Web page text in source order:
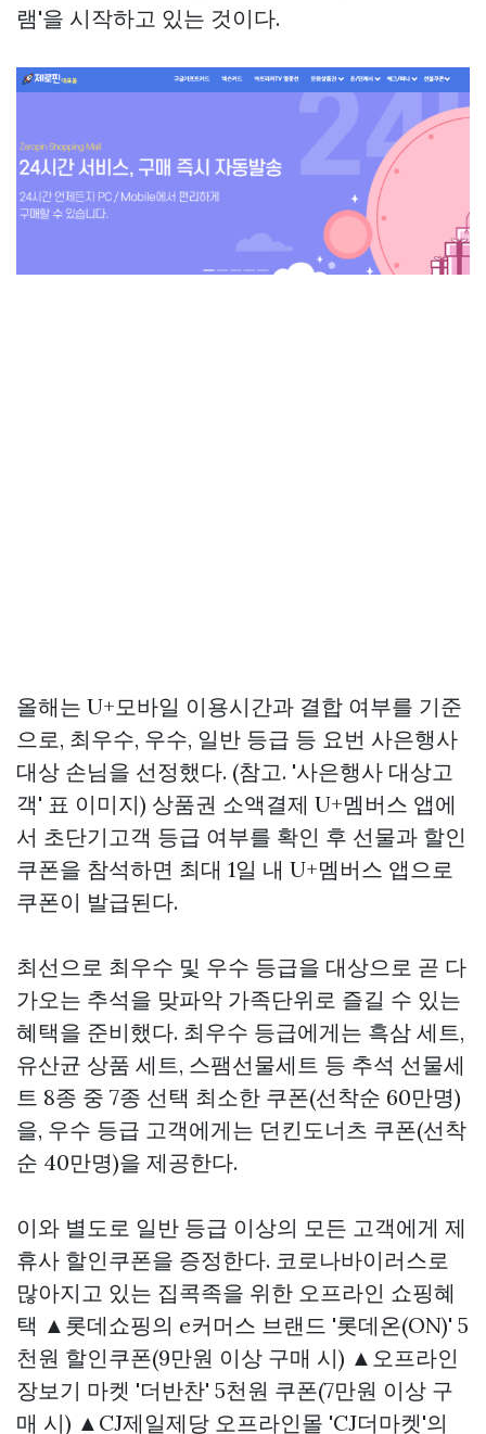
램'을 시작하고 있는 것이다.
올해는 U+모바일 이용시간과 결합 여부를 기준
으로, 최우수, 우수, 일반 등급 등 요번 사은행사
대상 손님을 선정했다. (참고. '사은행사 대상고
객' 표 이미지) 상품권 소액결제 U+멤버스 앱에
서 초단기고객 등급 여부를 확인 후 선물과 할인
쿠폰을 참석하면 최대 1일 내 U+멤버스 앱으로
쿠폰이 발급된다.
최선으로 최우수 및 우수 등급을 대상으로 곧 다
가오는 추석을 맞파악 가족단위로 즐길 수 있는
혜택을 준비했다. 최우수 등급에게는 흑삼 세트,
유산균 상품 세트, 스팸선물세트 등 추석 선물세
트 8종 중 7종 선택 최소한 쿠폰(선착순 60만명)
을, 우수 등급 고객에게는 던킨도너츠 쿠폰(선착
순 40만명)을 제공한다.
이와 별도로 일반 등급 이상의 모든 고객에게 제
휴사 할인쿠폰을 증정한다. 코로나바이러스로
많아지고 있는 집콕족을 위한 오프라인 쇼핑혜
택 ▲롯데쇼핑의 e커머스 브랜드 '롯데온(ON)' 5
천원 할인쿠폰(9만원 이상 구매 시) ▲오프라인
장보기 마켓 '더반찬' 5천원 쿠폰(7만원 이상 구
매 시) ▲CJ제일제당 오프라인몰 'CJ더마켓'의